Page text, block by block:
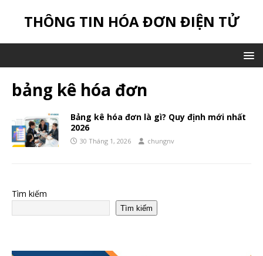
THÔNG TIN HÓA ĐƠN ĐIỆN TỬ
bảng kê hóa đơn
Bảng kê hóa đơn là gì? Quy định mới nhất
2026
30 Tháng 1, 2026 chungnv
Tìm kiếm
Tìm kiếm